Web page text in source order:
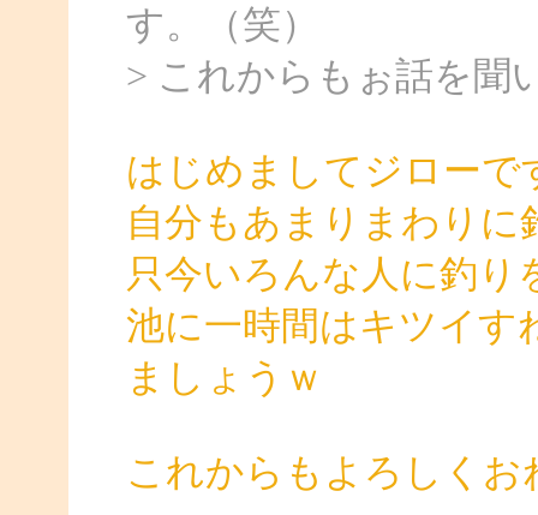
す。（笑）
> これからもぉ話を聞
はじめましてジローで
自分もあまりまわりに
只今いろんな人に釣り
池に一時間はキツイす
ましょうｗ
これからもよろしく